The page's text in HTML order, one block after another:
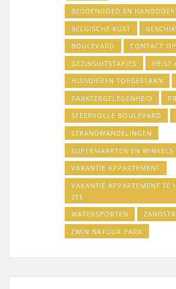
BEDDENGOED EN
BELGISCHE KUST
BOULEVARD
CONTACT
GEZINSUITSTAPJES
HEIST
HUISDIEREN TOEGESTAAN
PARKEERGELEGENHEID
SFEERVOLLE BOULEVARD
STRANDWANDELINGEN
SUPERMARKTEN EN WINKELS
VAKANTIE APPARTEMENT
VAKANTIE APPARTEMENT TE
ZEE
WATERSPORTEN
ZWIN NATUUR PARK